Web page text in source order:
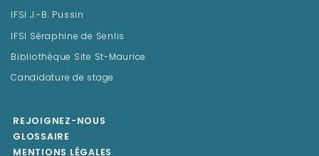
IFSI J.-B. Pussin
IFSI Séraphine de Senlis
Bibliothèque Site St-Maurice
Candidature de stage
REJOIGNEZ-NOUS
GLOSSAIRE
MENTIONS LÉGALES